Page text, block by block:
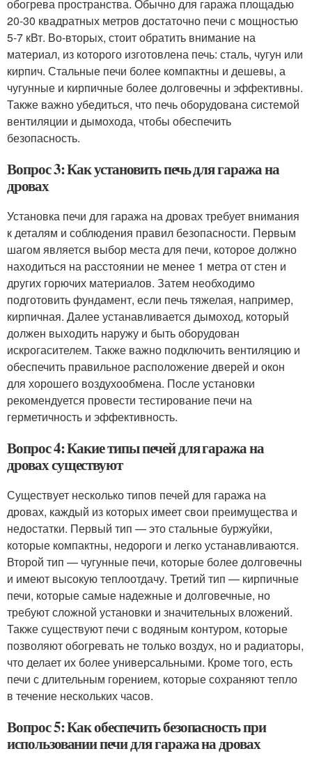
обогрева пространства. Обычно для гаража площадью
20-30 квадратных метров достаточно печи с мощностью
5-7 кВт. Во-вторых, стоит обратить внимание на
материал, из которого изготовлена печь: сталь, чугун или
кирпич. Стальные печи более компактны и дешевы, а
чугунные и кирпичные более долговечны и эффективны.
Также важно убедиться, что печь оборудована системой
вентиляции и дымохода, чтобы обеспечить
безопасность.
Вопрос 3: Как установить печь для гаража на
дровах
Установка печи для гаража на дровах требует внимания
к деталям и соблюдения правил безопасности. Первым
шагом является выбор места для печи, которое должно
находиться на расстоянии не менее 1 метра от стен и
других горючих материалов. Затем необходимо
подготовить фундамент, если печь тяжелая, например,
кирпичная. Далее устанавливается дымоход, который
должен выходить наружу и быть оборудован
искрогасителем. Также важно подключить вентиляцию и
обеспечить правильное расположение дверей и окон
для хорошего воздухообмена. После установки
рекомендуется провести тестирование печи на
герметичность и эффективность.
Вопрос 4: Какие типы печей для гаража на
дровах существуют
Существует несколько типов печей для гаража на
дровах, каждый из которых имеет свои преимущества и
недостатки. Первый тип — это стальные буржуйки,
которые компактны, недороги и легко устанавливаются.
Второй тип — чугунные печи, которые более долговечны
и имеют высокую теплоотдачу. Третий тип — кирпичные
печи, которые самые надежные и долговечные, но
требуют сложной установки и значительных вложений.
Также существуют печи с водяным контуром, которые
позволяют обогревать не только воздух, но и радиаторы,
что делает их более универсальными. Кроме того, есть
печи с длительным горением, которые сохраняют тепло
в течение нескольких часов.
Вопрос 5: Как обеспечить безопасность при
использовании печи для гаража на дровах